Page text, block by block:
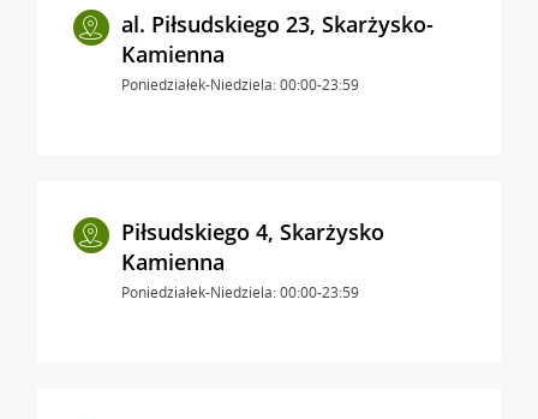
al. Piłsudskiego 23, Skarżysko-
Kamienna
Poniedziałek-Niedziela: 00:00-23:59
Piłsudskiego 4, Skarżysko
Kamienna
Poniedziałek-Niedziela: 00:00-23:59